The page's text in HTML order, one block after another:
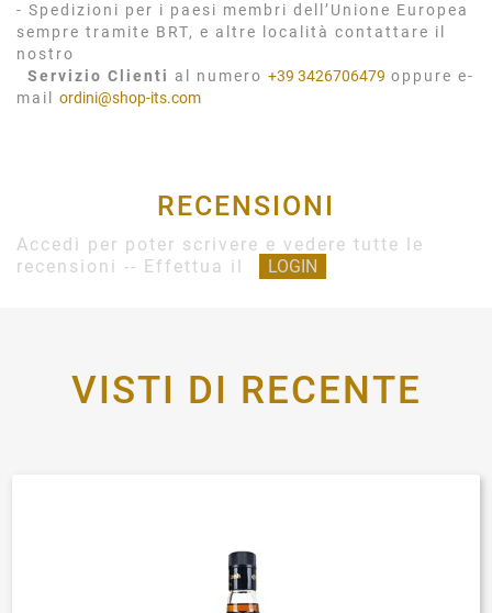
- Spedizioni per i paesi membri dell’Unione Europea
sempre tramite BRT, e altre località contattare il
nostro
Servizio Clienti al numero +39 3426706479 oppure e-
mail ordini@shop-its.com
RECENSIONI
Accedi per poter scrivere e vedere tutte le
recensioni -- Effettua il
LOGIN
VISTI DI RECENTE